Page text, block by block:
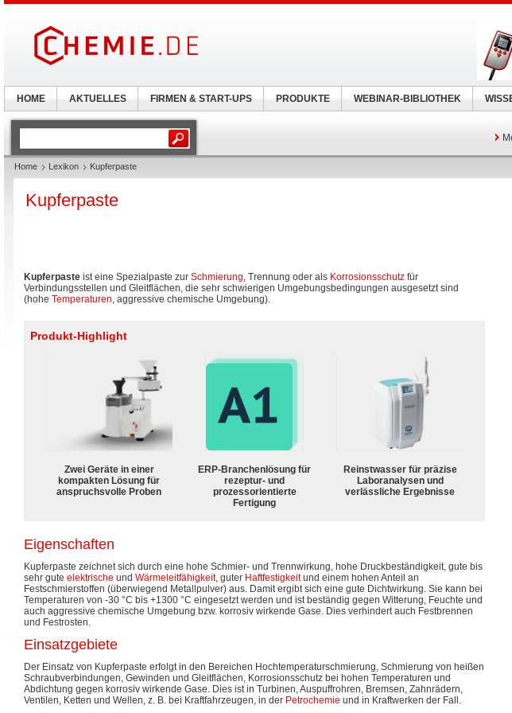
Home Lexikon Kupferpaste
Kupferpaste
Kupferpaste ist eine Spezialpaste zur Schmierung, Trennung oder als Korrosionsschutz für
Verbindungsstellen und Gleitflächen, die sehr schwierigen Umgebungsbedingungen ausgesetzt sind
(hohe Temperaturen, aggressive chemische Umgebung).
Produkt-Highlight
Zwei Geräte in einer
kompakten Lösung für
anspruchsvolle Proben
ERP-Branchenlösung für
rezeptur- und
prozessorientierte
Fertigung
Reinstwasser für präzise
Laboranalysen und
verlässliche Ergebnisse
Eigenschaften
Kupferpaste zeichnet sich durch eine hohe Schmier- und Trennwirkung, hohe Druckbeständigkeit, gute bis
sehr gute elektrische und Wärmeleitfähigkeit, guter Haftfestigkeitund einem hohen Anteil an
Festschmierstoffen (überwiegend Metallpulver) aus. Damit ergibt sich eine gute Dichtwirkung. Sie kann bei
Temperaturen von -30 °C bis +1300 °C eingesetzt werden und ist beständig gegen Witterung, Feuchte und
auch aggressive chemische Umgebung bzw. korrosiv wirkende Gase. Dies verhindert auch Festbrennen
und Festrosten.
Einsatzgebiete
Der Einsatz von Kupferpaste erfolgt in den Bereichen Hochtemperaturschmierung, Schmierung von heißen
Schraubverbindungen, Gewinden und Gleitflächen, Korrosionsschutz bei hohen Temperaturen und
Abdichtung gegen korrosiv wirkende Gase. Dies ist in Turbinen, Auspuffrohren, Bremsen, Zahnrädern,
Ventilen, Ketten und Wellen, z. B. bei Kraftfahrzeugen, in der Petrochemie und in Kraftwerken der Fall.
HOME AKTUELLES FIRMEN & START-UPS PRODUKTE WEBINAR-BIBLIOTHEK